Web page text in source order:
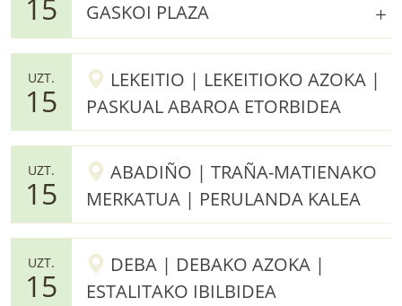
15
GASKOI PLAZA
UZT.
15
LEKEITIO | LEKEITIOKO AZOKA |
PASKUAL ABAROA ETORBIDEA
UZT.
15
ABADIÑO | TRAÑA-MATIENAKO
MERKATUA | PERULANDA KALEA
UZT.
15
DEBA | DEBAKO AZOKA |
ESTALITAKO IBILBIDEA